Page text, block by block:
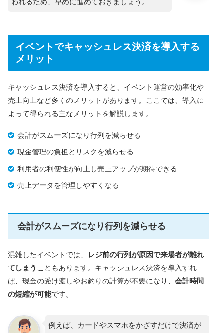
イベントでキャッシュレス決済を導入する
メリット
キャッシュレス決済を導入すると、イベント運営の効率化や
売上向上など多くのメリットがあります。ここでは、導入に
よって得られる主なメリットを解説します。
会計がスムーズになり行列を減らせる
現金管理の負担とリスクを減らせる
利用者の利便性が向上し売上アップが期待できる
売上データを管理しやすくなる
会計がスムーズになり行列を減らせる
混雑したイベントでは、
レジ前の行列が原因で来場者が離れ
てしまう こともあります。キャッシュレス決済を導入すれ
ば、現金の受け渡しやお釣りの計算が不要になり、 会計時間
の短縮が可能です。
例えば、カードやスマホをかざすだけで決済が